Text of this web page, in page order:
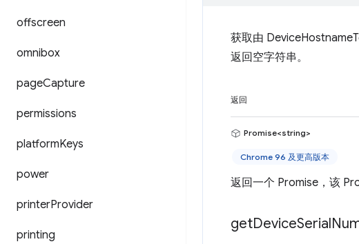
offscreen
omnibox
pageCapture
permissions
platformKeys
power
printerProvider
printing
获取由
返回空字符串。
返回
Promise<string>
Chrome 96 及更高版本
返回一个 Promise，该
getDeviceSerial